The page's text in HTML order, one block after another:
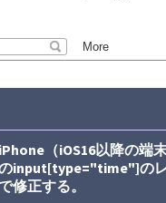
iPhone（iOS16以降の端
input[type="time"]のレ
修正する。